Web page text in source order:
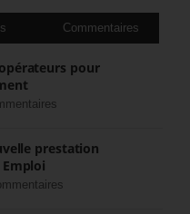
Commentaires
pour
prestation